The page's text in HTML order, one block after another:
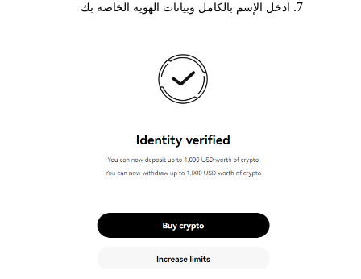
ادخل الإسم بالكامل وبيانات الهوية الخاصة بك